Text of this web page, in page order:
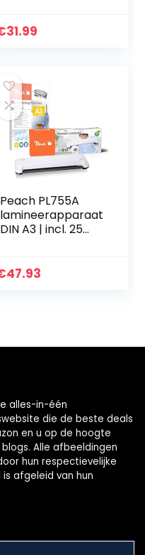
Lamineermachine
31.99
Peach PL755A
lamineerapparaat
DIN A3 | incl. 25
dubbel zo snel
47.93
alles-in-één
die de beste deals
en u op de hoogte
Alle afbeeldingen
hun respectievelijke
afgeleid van hun